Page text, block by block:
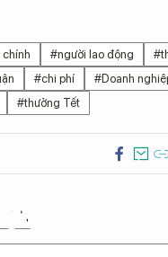
chính #người lao động
#chi phí
#Doanh
#thưởng Tết